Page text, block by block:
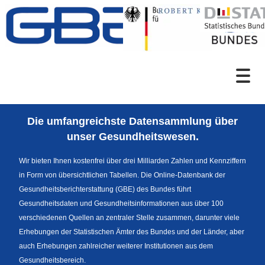
Zum Inhalt
Sprachumschaltung
Die umfangreichste Datensammlung über
unser Gesundheitswesen.
Wir bieten Ihnen kostenfrei über drei Milliarden Zahlen und Kennziffern
in Form von übersichtlichen Tabellen. Die Online-Datenbank der
Gesundheitsberichterstattung (GBE) des Bundes führt
Gesundheitsdaten und Gesundheitsinformationen aus über 100
verschiedenen Quellen an zentraler Stelle zusammen, darunter viele
Erhebungen der Statistischen Ämter des Bundes und der Länder, aber
auch Erhebungen zahlreicher weiterer Institutionen aus dem
Gesundheitsbereich.